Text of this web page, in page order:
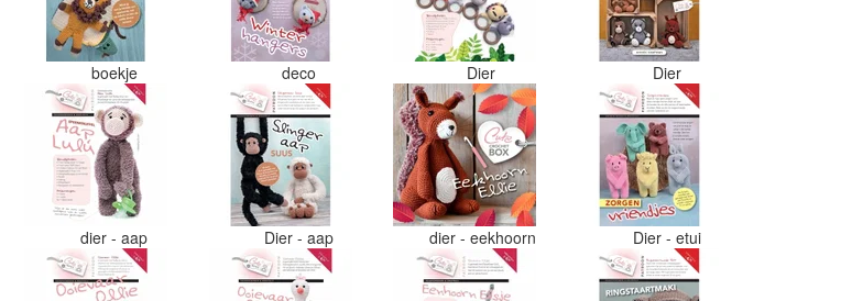
boekje deco Dier Dier
dier - aap Dier - aap dier - eekhoorn Dier - etui